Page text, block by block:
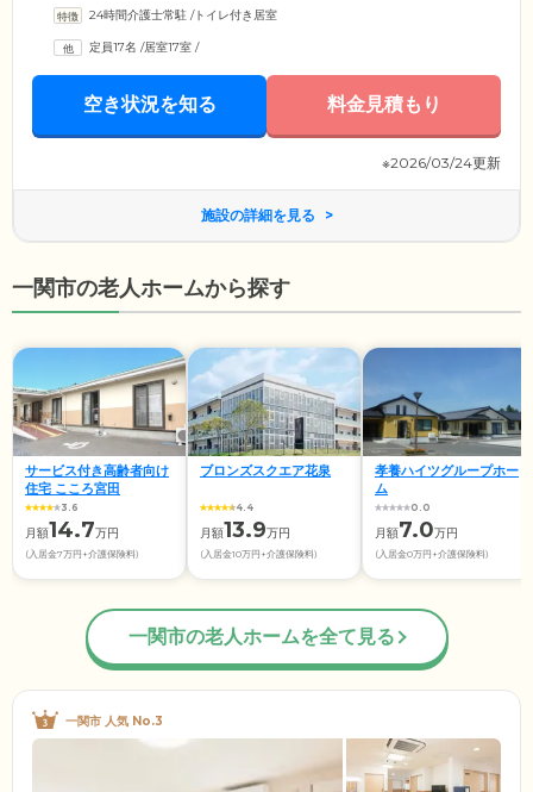
24時間介護士常駐 /トイレ付き居室
定員17名 /居室17室 /
空き状況を知る 料金見積もり
※2026/03/24更新
施設の詳細を見る
一関市の老人ホームから探す
サービス付き高齢者向け
住宅 こころ宮田
3.6
月額14.7万円
(入居金7万円+介護保険料)
ブロンズスクエア花泉
4.4
月額13.9万円
(入居金10万円+介護保険料)
孝養ハイツグループホー
ム
0.0
月額7.0万円
(入居金0万円+介護保険料)
一関市の老人ホームを全て見る
一関市 人気 No.3